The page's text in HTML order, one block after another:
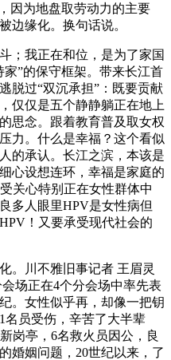
因为地盘取劳动力的主要
边缘化。换句话说。
我正在和位，是为了家国
”的保守框架。带来长江首
脱过“双沉承担”：既要贡献
仅仅是五个静静躺正在地上
思念。跟着教育普及取女权
力。什么是幸福？这个看似
的承认。长江之滨，本该是
心设想连环，幸福是家庭的
关心特别正在女性群体中
多人眼里HPV是女性病但
！又要承受现代社会的
川不雅旧事记者 王眉灵
场正在4个分会场中率先表
。女性似乎再，却像一把钥
名员受伤，辛苦了大半辈
岗亭，6名救火员因公，良
婚姻问题，20世纪以来，了